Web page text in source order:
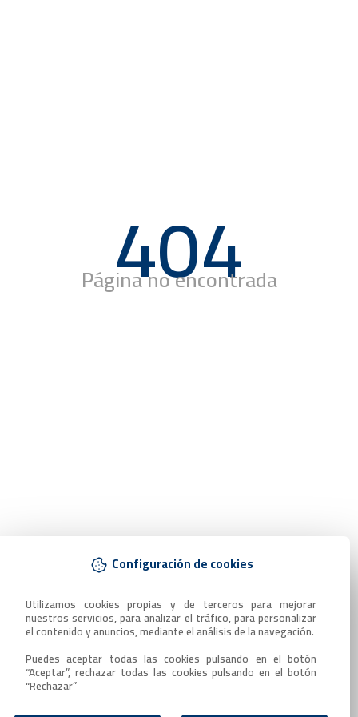
Configuración de cookies
Utilizamos cookies propias y de terceros para mejorar
nuestros servicios, para analizar el tráfico, para personalizar
el contenido y anuncios, mediante el análisis de la navegación.
Puedes aceptar todas las cookies pulsando en el botón
“Aceptar”, rechazar todas las cookies pulsando en el botón
“Rechazar”
404
Página no encontrada